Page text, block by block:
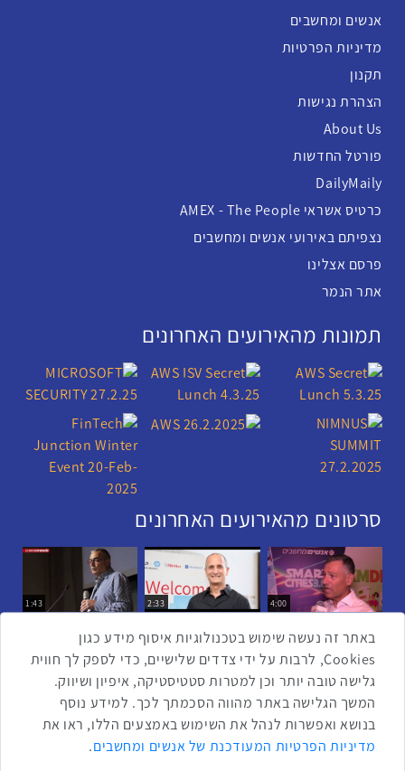
אנשים ומחשבים
מדיניות הפרטיות
תקנון
הצהרת נגישות
About Us
פורטל החדשות
DailyMaily
כרטיס אשראי AMEX - The People
נצפיתם באירועי אנשים ומחשבים
פרסם אצלינו
אתר הנמר
תמונות מהאירועים האחרונים
סרטונים מהאירועים האחרונים
4:00
2:33
1:43
3:52
כנס RPA
1:14
כנס בינת יערות הכרמל
כנס F5
שתפו ברשת
באתר זה נעשה שימוש בטכנולוגיות איסוף מידע כגון
Cookies, לרבות על ידי צדדים שלישיים, כדי לספק לך חווית
גלישה טובה יותר וכן למטרות סטטיסטיקה, איפיון ושיווק.
המשך הגלישה באתר מהווה הסכמתך לכך. למידע נוסף
בנושא ואפשרות לנהל את השימוש באמצעים הללו, ראו את
מדיניות הפרטיות המעודכנת של אנשים ומחשבים.